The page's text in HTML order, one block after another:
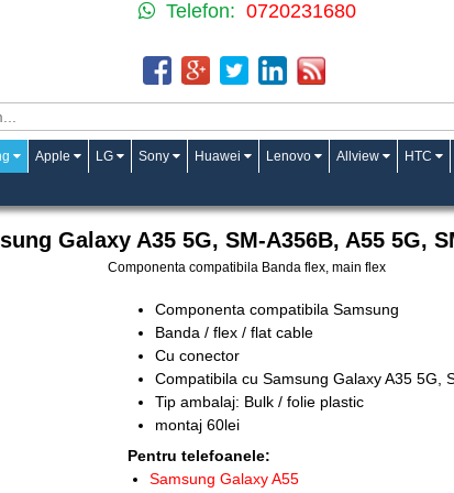
Telefon: 0720231680
Apple LG Sony Huawei Lenovo Allview HTC
Galaxy A35 5G, SM-A356B, A55 5G,
Componenta compatibila Banda flex, main flex
Componenta compatibila Samsung
Banda / flex / flat cable
Cu conector
Compatibila cu SamsungGalaxy A35 5G,
Tip ambalaj: Bulk / folie plastic
montaj 60lei
Pentru telefoanele:
Samsung Galaxy A55